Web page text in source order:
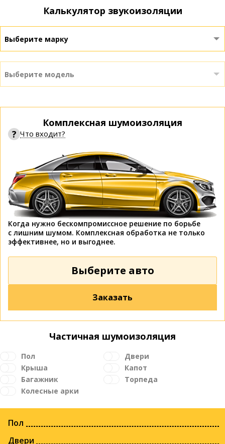
Калькулятор звукоизоляции
Выберите марку
Выберите модель
Комплексная шумоизоляция
? Что входит?
Когда нужно бескомпромиссное решение по борьбе
с лишним шумом. Комплексная обработка не только
эффективнее, но и выгоднее.
Выберите авто
Заказать
Частичная шумоизоляция
Пол
Двери
Крыша
Капот
Багажник
Торпеда
Колесные арки
Пол
Двери